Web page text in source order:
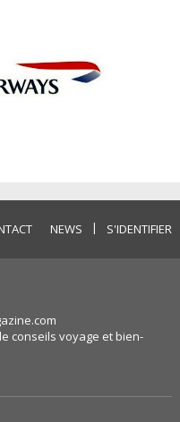
NEWS | S'IDENTIFIER
conseils voyage et bien-